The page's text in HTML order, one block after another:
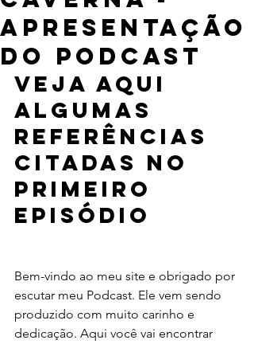
Apresentação
do Podcast
Veja aqui
algumas
referências
citadas no
primeiro
episódio
Bem-vindo ao meu site e obrigado por
escutar meu Podcast. Ele vem sendo
produzido com muito carinho e
dedicação. Aqui você vai encontrar